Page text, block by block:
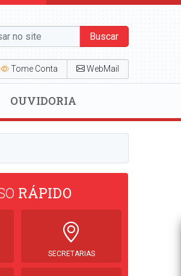
Buscar
Tome Conta WebMail
OUVIDORIA
RÁPIDO
SECRETARIAS